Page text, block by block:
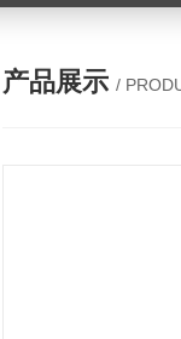
产品展示 /